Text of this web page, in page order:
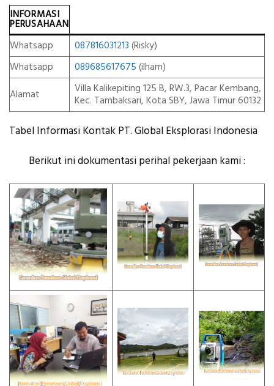
INFORMASI
PERUSAHAAN
Whatsapp
087816031213 (Risky)
Whatsapp
089685617675 (ilham)
Alamat
Villa Kalikepiting 125 B, RW.3, Pacar Kembang,
Kec. Tambaksari, Kota SBY, Jawa Timur 60132
Tabel Informasi Kontak PT. Global Eksplorasi Indonesia
Berikut ini dokumentasi perihal pekerjaan kami :